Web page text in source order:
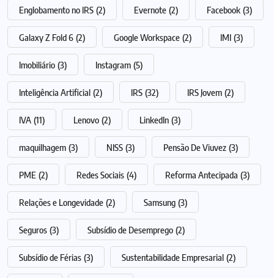
Englobamento no IRS (2) Evernote (2) Facebook (3)
Galaxy Z Fold 6 (2) Google Workspace (2) IMI (3)
Imobiliário (3) Instagram (5)
Inteligência Artificial (2) IRS (32) IRS Jovem (2)
IVA (11) Lenovo (2) LinkedIn (3)
maquilhagem (3) NISS (3) Pensão De Viuvez (3)
PME (2) Redes Sociais (4) Reforma Antecipada (3)
Relações e Longevidade (2) Samsung (3)
Seguros (3) Subsídio de Desemprego (2)
Subsídio de Férias (3) Sustentabilidade Empresarial (2)